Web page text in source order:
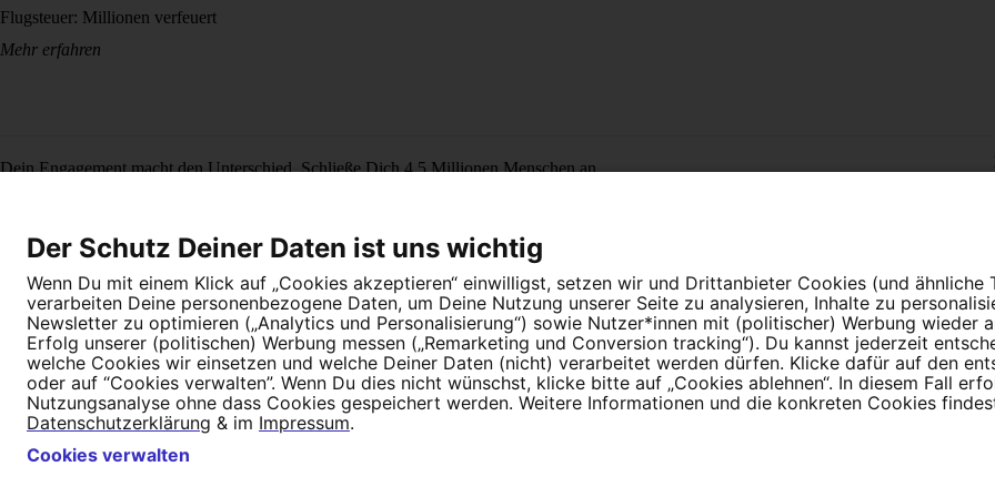
Flugsteuer: Millionen verfeuert
Mehr erfahren
Dein Engagement macht den Unterschied. Schließe Dich 4,5 Millionen Menschen an.
NewsletterHilfe und FAQ KontaktDatenschutzImpressumCookie Einstellungen
Der Schutz Deiner Daten ist uns wichtig
Wenn Du mit einem Klick auf „Cookies akzeptieren“ einwilligst, setzen wir und Drittanbieter Cookies (und ähnliche
verarbeiten Deine personenbezogene Daten, um Deine Nutzung unserer Seite zu analysieren, Inhalte zu
Newsletter zu optimieren („Analytics und Personalisierung“) sowie Nutzer*innen mit (politischer) Werbung wieder
Erfolg unserer (politischen) Werbung messen („Remarketing und Conversion tracking“). Du kannst jederzeit
welche Cookies wir einsetzen und welche Deiner Daten (nicht) verarbeitet werden dürfen. Klicke dafür auf den
oder auf “Cookies verwalten”. Wenn Du dies nicht wünschst, klicke bitte auf „Cookies ablehnen“. In diesem Fall
Nutzungsanalyse ohne dass Cookies gespeichert werden. Weitere Informationen und die konkreten Cookies
Datenschutzerklärung & im Impressum.
Cookies verwalten